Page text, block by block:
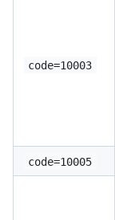
code=10003
code=10005